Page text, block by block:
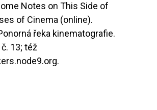
Notes on This Side of
of Cinema (online).
řeka kinematografie.
13; též